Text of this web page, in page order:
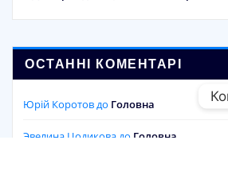
ОСТАННІ КОМЕНТАРІ
Юрій Коротовдо Головна
Эвелина Цодикова до Головна